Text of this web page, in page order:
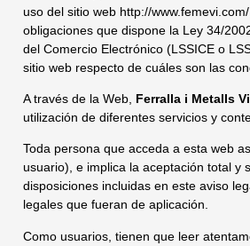
uso del sitio web http://
obligaciones que dispone la Ley 34/
del Comercio Electrónico (LSSICE o
sitio web respecto de cuáles son las
A través de la Web, Ferralla i Metalls
utilización de diferentes servicios y
Toda persona que acceda a esta web
usuario), e implica la aceptación total y
disposiciones incluidas en este aviso
legales que fueran de aplicación.
Como usuarios, tienen que leer